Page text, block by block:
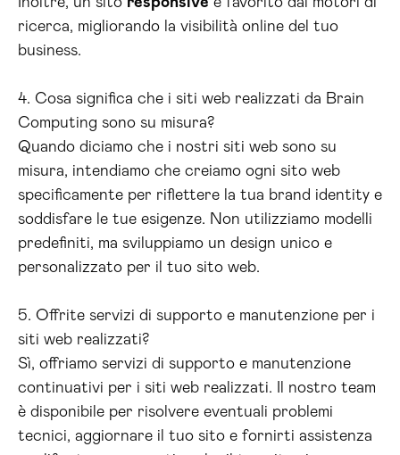
ricerca, migliorando la visibilità online del tuo
business.
4. Cosa significa che i siti web realizzati da Brain
Computing sono su misura?
Quando diciamo che i nostri siti web sono su
misura, intendiamo che creiamo ogni sito web
specificamente per riflettere la tua brand identity e
soddisfare le tue esigenze. Non utilizziamo modelli
predefiniti, ma sviluppiamo un design unico e
personalizzato per il tuo sito web.
5. Offrite servizi di supporto e manutenzione per i
siti web realizzati?
Sì, offriamo servizi di supporto e manutenzione
continuativi per i siti web realizzati. Il nostro team
è disponibile per risolvere eventuali problemi
tecnici, aggiornare il tuo sito e fornirti assistenza